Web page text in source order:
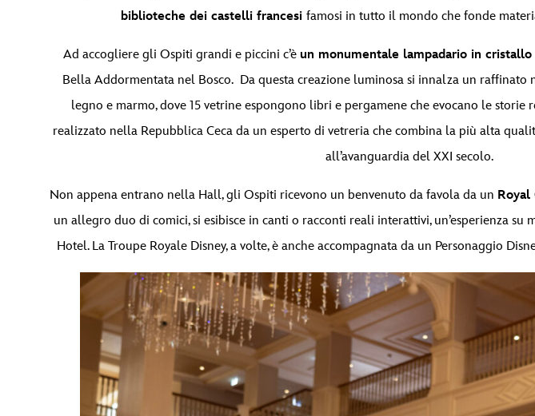
biblioteche dei castelli francesi famosi in tutto il mondo che fonde
Ad accogliere gli Ospiti grandi e piccini c’è un monumentale lampadario in cristallo
Bella Addormentata nel Bosco. Da questa creazione luminosa si innalza un raffinato
legno e marmo, dove 15 vetrine espongono libri e pergamene che evocano le storie
realizzato nella Repubblica Ceca da un esperto di vetreria che combina la più alta
all’avanguardia del XXI secolo.
Non appena entrano nella Hall, gli Ospiti ricevono un benvenuto da favola da un Royal
un allegro duo di comici, si esibisce in canti o racconti reali interattivi, un’esperienza su
Hotel. La Troupe Royale Disney, a volte, è anche accompagnata da un Personaggio